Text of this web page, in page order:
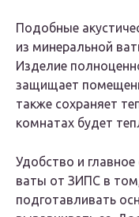
Подобные
из минеральной
Изделие
защищает
также сохраняет
комнатах будет
Удобство и
ваты от ЗИПС в
подготавливать